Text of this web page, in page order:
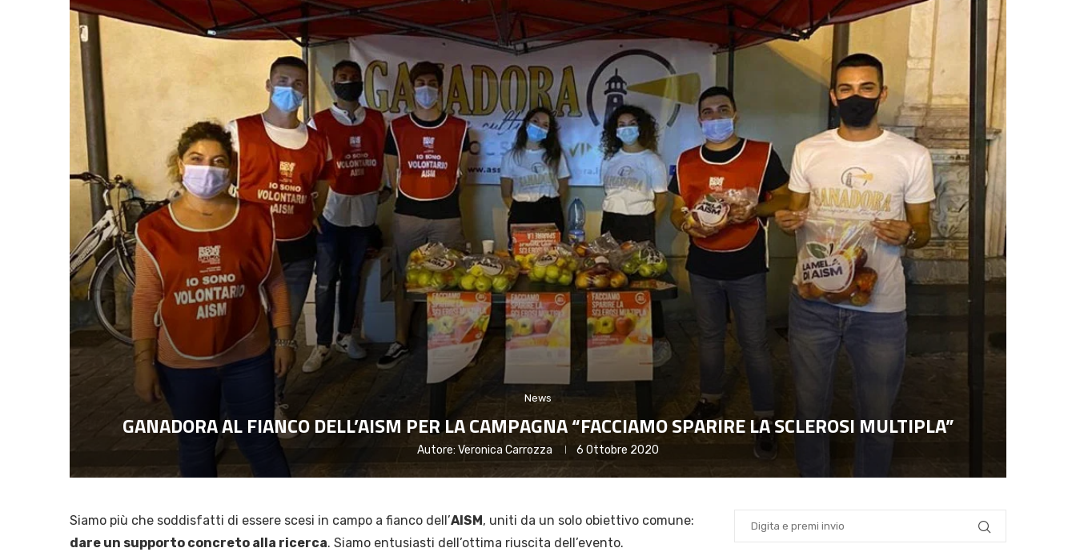
News
GANADORA AL FIANCO DELL’AISM PER LA CAMPAGNA “FACCIAMO SPARIRE LA SCLEROSI MULTIPLA”
Autore: Veronica Carrozza 6 Ottobre 2020
Siamo più che soddisfatti di essere scesi in campo a fianco dell’AISM, uniti da un solo obiettivo comune:
dare un supporto concreto alla ricerca. Siamo entusiasti dell’ottima riuscita dell’evento.